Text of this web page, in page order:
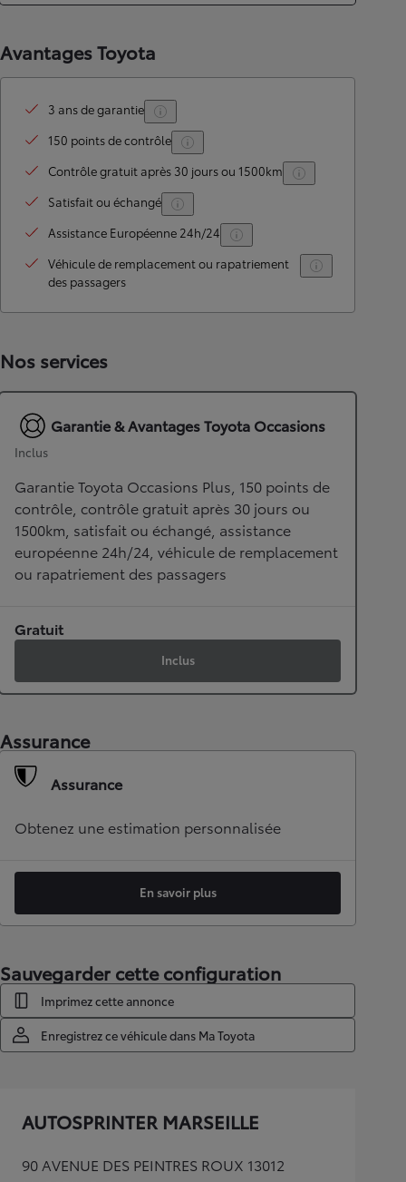
Avantages Toyota
3 ans de garantie
150 points de contrôle
Contrôle gratuit après 30 jours ou 1500km
Satisfait ou échangé
Assistance Européenne 24h/24
Véhicule de remplacement ou rapatriement
des passagers
Nos services
Garantie & Avantages Toyota Occasions
Inclus
Garantie Toyota Occasions Plus, 150 points de
contrôle, contrôle gratuit après 30 jours ou
1500km, satisfait ou échangé, assistance
européenne 24h/24, véhicule de remplacement
ou rapatriement des passagers
Gratuit
Inclus
Assurance
Assurance
Obtenez une estimation personnalisée
En savoir plus
Sauvegarder cette configuration
Imprimez cette annonce
Enregistrez ce véhicule dans Ma Toyota
AUTOSPRINTER MARSEILLE
90 AVENUE DES PEINTRES ROUX 13012